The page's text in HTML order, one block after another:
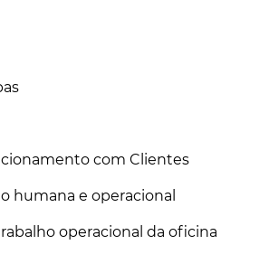
com Clientes
humana e operacional
operacional da oficina